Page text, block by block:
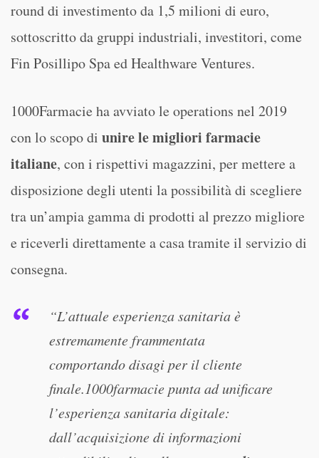
round di investimento da 1,5 milioni di euro,
sottoscritto da gruppi industriali, investitori, come
Fin Posillipo Spa ed Healthware Ventures.
1000Farmacie ha avviato le operations nel 2019
con lo scopo di unire le migliori farmacie
italiane, con i rispettivi magazzini, per mettere a
disposizione degli utenti la possibilità di scegliere
tra un’ampia gamma di prodotti al prezzo migliore
e riceverli direttamente a casa tramite il servizio di
consegna.
“L’attuale esperienza sanitaria è
estremamente frammentata
comportando disagi per il cliente
finale.1000farmacie punta ad unificare
l’esperienza sanitaria digitale:
dall’acquisizione di informazioni